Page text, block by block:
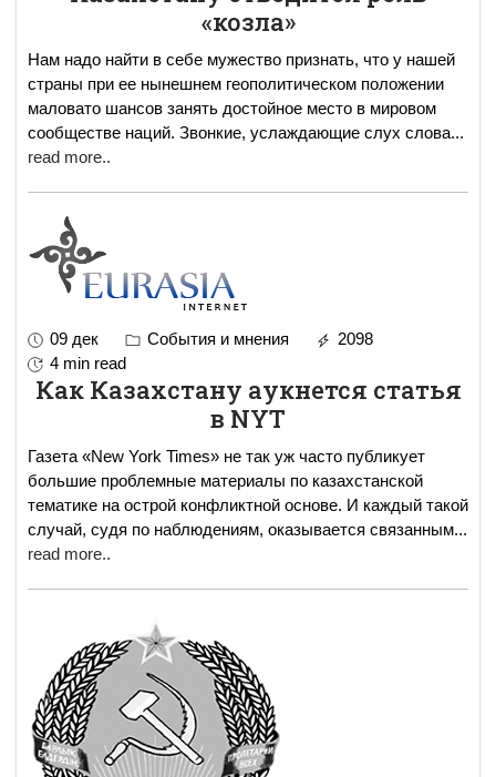
«козла»
Нам надо найти в себе мужество признать, что у нашей
страны при ее нынешнем геополитическом положении
маловато шансов занять достойное место в мировом
сообществе наций. Звонкие, услаждающие слух слова...
read more..
09 дек События и мнения
2098
4 min read
Как Казахстану аукнется статья
в NYT
Газета «New York Times» не так уж часто публикует
большие проблемные материалы по казахстанской
тематике на острой конфликтной основе. И каждый такой
случай, судя по наблюдениям, оказывается связанным...
read more..